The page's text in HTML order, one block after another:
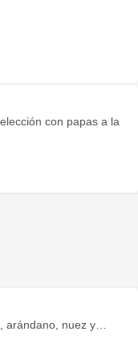
con papas a la
arándano, nuez y